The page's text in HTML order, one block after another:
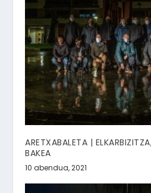
ARETXABALETA |
BAKEA
10 abendua, 2021